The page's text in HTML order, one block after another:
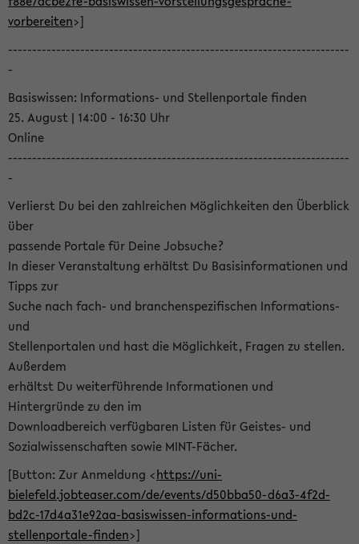
vorbereiten>]
-----------------------------------------------------------------------
-
Basiswissen: Informations- und Stellenportale finden
25. August | 14:00 - 16:30 Uhr
Online
-----------------------------------------------------------------------
-
Verlierst Du bei den zahlreichen Möglichkeiten den Überblick
über
passende Portale für Deine Jobsuche?
In dieser Veranstaltung erhältst Du Basisinformationen und
Tipps zur
Suche nach fach- und branchenspezifischen Informations-
und
Stellenportalen und hast die Möglichkeit, Fragen zu stellen.
Außerdem
erhältst Du weiterführende Informationen und
Hintergründe zu den im
Downloadbereich verfügbaren Listen für Geistes- und
Sozialwissenschaften sowie MINT-Fächer.
[Button: Zur Anmeldung <https://uni-
bielefeld.jobteaser.com/de/events/d50bba50-d6a3-4f2d-
bd2c-17d4a31e92aa-basiswissen-informations-und-
stellenportale-finden>]